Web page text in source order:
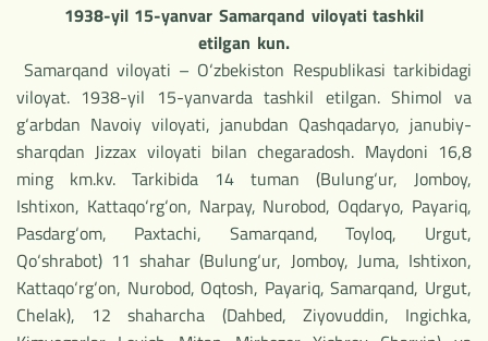
1938-yil 15-yanvar Samarqand viloyati tashkil
etilgan kun.
Samarqand viloyati – O‘zbekiston Respublikasi tarkibidagi
viloyat. 1938-yil 15-yanvarda tashkil etilgan. Shimol va
g‘arbdan Navoiy viloyati, janubdan Qashqadaryo, janubiy-
sharqdan Jizzax viloyati bilan chegaradosh. Maydoni 16,8
ming km.kv. Tarkibida 14 tuman (Bulung‘ur, Jomboy,
Ishtixon, Kattaqo‘rg‘on, Narpay, Nurobod, Oqdaryo, Payariq,
Pasdarg‘om, Paxtachi, Samarqand, Toyloq, Urgut,
Qo‘shrabot) 11 shahar (Bulung‘ur, Jomboy, Juma, Ishtixon,
Kattaqo‘rg‘on, Nurobod, Oqtosh, Payariq, Samarqand, Urgut,
Chelak), 12 shaharcha (Dahbed, Ziyovuddin, Ingichka,